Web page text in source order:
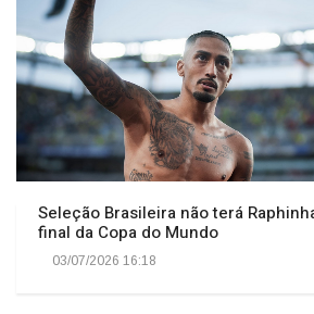
Seleção Brasileira não terá
final da Copa do Mundo
03/07/2026 16:18